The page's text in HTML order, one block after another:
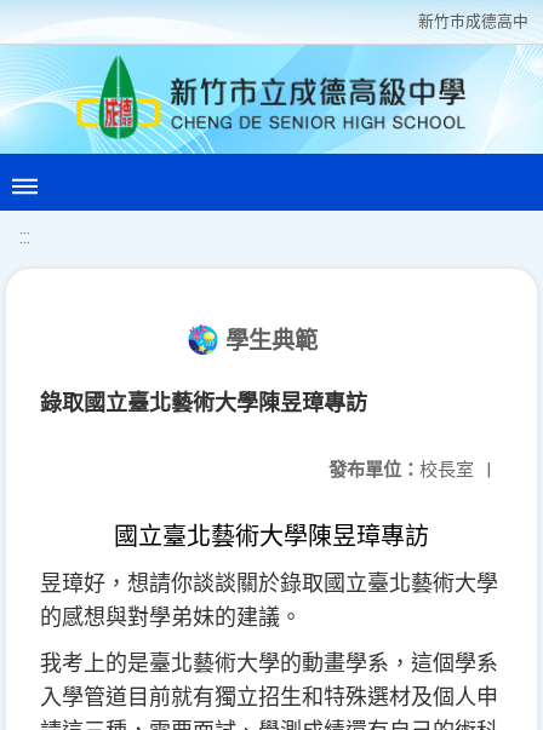
新竹巿成德高中
:::
學生典範
錄取國立臺北藝術大學陳昱璋專訪
發布單位： 校長室 |
國立臺北藝術大學陳昱璋專訪
昱璋好，想請你談談關於錄取國立臺北藝術大學
的感想與對學弟妹的建議。
我考上的是臺北藝術大學的動畫學系，這個學系
入學管道目前就有獨立招生和特殊選材及個人申